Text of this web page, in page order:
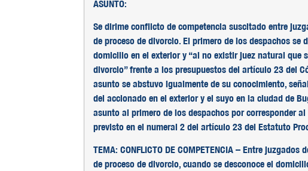
ASUNTO:
Se dirime conflicto de competencia suscitado entre
de proceso de divorcio. El primero de los despachos
domicilio en el exterior y “al no existir juez natural que
divorcio” frente a los presupuestos del artículo 23 del
asunto se abstuvo igualmente de su conocimiento,
del accionado en el exterior y el suyo en la ciudad de
asunto al primero de los despachos por corresponder
previsto en el numeral 2 del artículo 23 del Estatuto
TEMA: CONFLICTO DE COMPETENCIA– Entre juzgados
de proceso de divorcio, cuando se desconoce el